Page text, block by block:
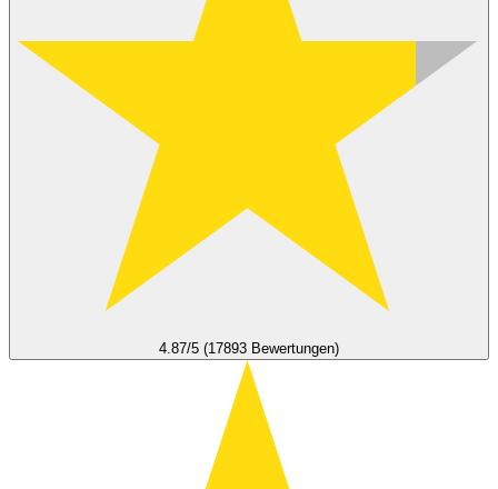
4.87/5 (17893 Bewertungen)